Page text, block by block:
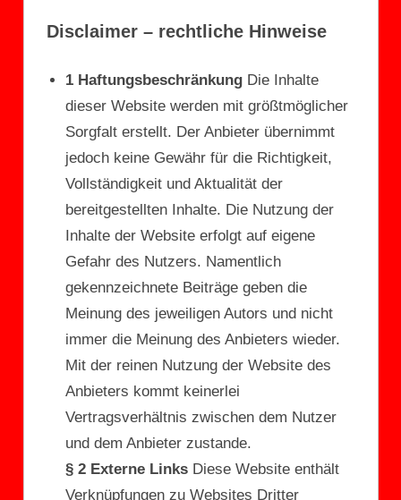
Disclaimer – rechtliche Hinweise
1 Haftungsbeschränkung Die Inhalte
dieser Website werden mit größtmöglicher
Sorgfalt erstellt. Der Anbieter übernimmt
jedoch keine Gewähr für die Richtigkeit,
Vollständigkeit und Aktualität der
bereitgestellten Inhalte. Die Nutzung der
Inhalte der Website erfolgt auf eigene
Gefahr des Nutzers. Namentlich
gekennzeichnete Beiträge geben die
Meinung des jeweiligen Autors und nicht
immer die Meinung des Anbieters wieder.
Mit der reinen Nutzung der Website des
Anbieters kommt keinerlei
Vertragsverhältnis zwischen dem Nutzer
und dem Anbieter zustande.
§ 2 Externe Links Diese Website enthält
Verknüpfungen zu Websites Dritter